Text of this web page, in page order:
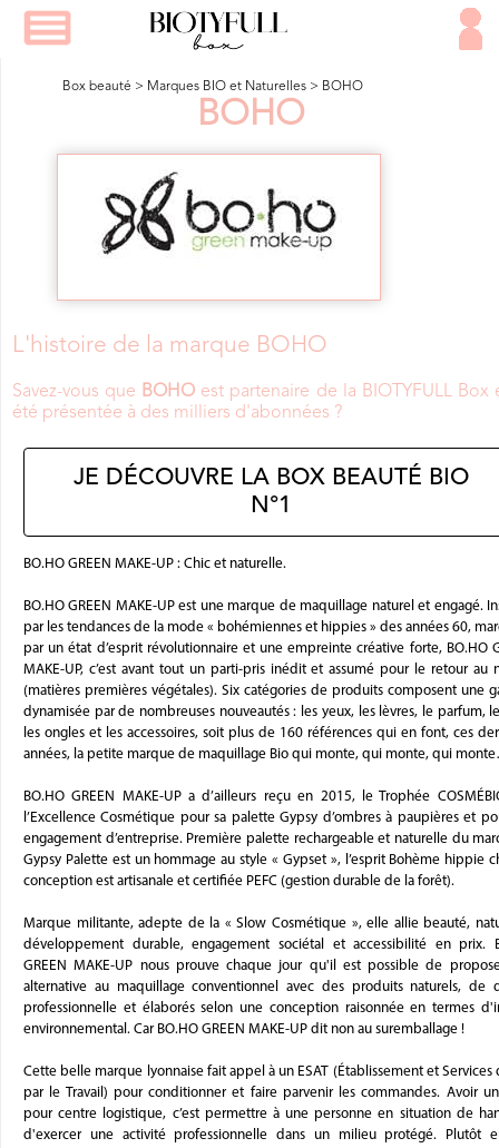
Box beauté > Marques BIO et Naturelles > BOHO
BOHO
L'histoire de la marque BOHO
Savez-vous que BOHO est partenaire de la BIOTYFULL Box
été présentée à des milliers d'abonnées ?
JE DÉCOUVRE LA BOX BEAUTÉ BIO
N°1
BO.HO GREEN MAKE-UP : Chic et naturelle.
BO.HO GREEN MAKE-UP est une marque de maquillage naturel et engagé.
par les tendances de la mode « bohémiennes et hippies » des années 60,
par un état d’esprit révolutionnaire et une empreinte créative forte, BO.HO
MAKE-UP, c’est avant tout un parti-pris inédit et assumé pour le retour au
(matières premières végétales). Six catégories de produits composent une
dynamisée par de nombreuses nouveautés : les yeux, les lèvres, le parfum,
les ongles et les accessoires, soit plus de 160 références qui en font, ces
années, la petite marque de maquillage Bio qui monte, qui monte, qui
BO.HO GREEN MAKE-UP a d’ailleurs reçu en 2015, le Trophée
l’Excellence Cosmétique pour sa palette Gypsy d’ombres à paupières et
engagement d’entreprise. Première palette rechargeable et naturelle du
Gypsy Palette est un hommage au style « Gypset », l’esprit Bohème hippie
conception est artisanale et certifiée PEFC (gestion durable de la forêt).
Marque militante, adepte de la « Slow Cosmétique », elle allie beauté,
développement durable, engagement sociétal et accessibilité en prix.
GREEN MAKE-UP nous prouve chaque jour qu'il est possible de
alternative au maquillage conventionnel avec des produits naturels, de
professionnelle et élaborés selon une conception raisonnée en termes
environnemental. Car BO.HO GREEN MAKE-UP dit non au suremballage !
Cette belle marque lyonnaise fait appel à un ESAT (Établissement et Services
par le Travail) pour conditionner et faire parvenir les commandes. Avoir un
pour centre logistique, c’est permettre à une personne en situation de
d'exercer une activité professionnelle dans un milieu protégé. Plutôt